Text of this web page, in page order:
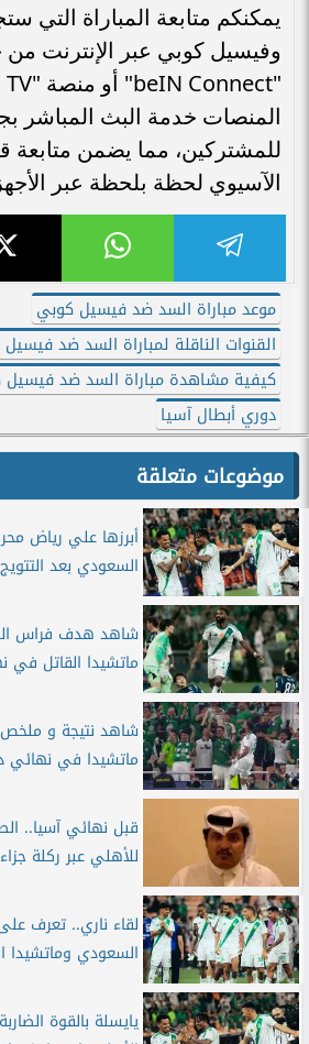
يمكنكم متابعة المباراة التي
وفيسيل كوبي عبر الإنترنت من
المنصات خدمة البث المباشر
للمشتركين، مما يضمن متابعة
الآسيوي لحظة بلحظة عبر
موعد مباراة السد ضد فيسيل كوبي
القنوات الناقلة لمباراة السد ضد
كيفية مشاهدة مباراة السد ضد
دوري أبطال آسيا
موضوعات متعلقة
أبرزها علي رياض
السعودي بعد
شاهد هدف فراس
ماتشيدا القاتل
شاهد نتيجة و
ماتشيدا في نهائي
قبل نهائي آسيا..
للأهلي عبر ركلة جزاء
لقاء ناري.. تعرف
السعودي وماتشيدا
يايسلة بالقوة